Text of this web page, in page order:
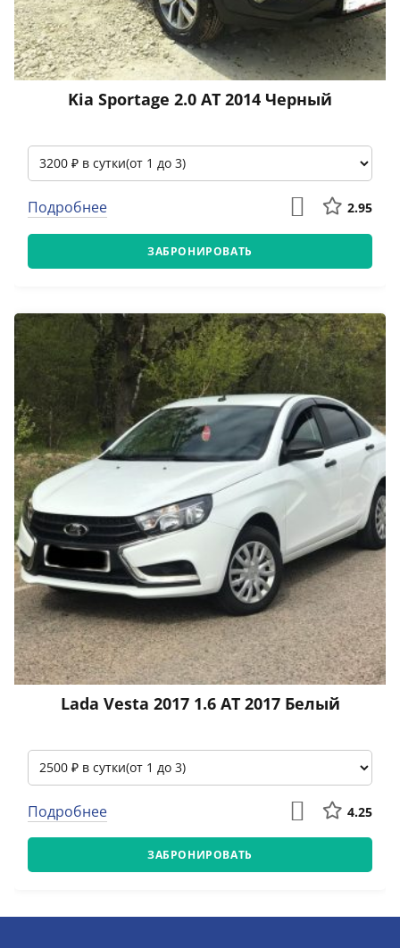
Kia Sportage 2.0 АТ 2014 Черный
Подробнее 2.95
ЗАБРОНИРОВАТЬ
Lada Vesta 2017 1.6 АТ 2017 Белый
Подробнее 4.25
ЗАБРОНИРОВАТЬ